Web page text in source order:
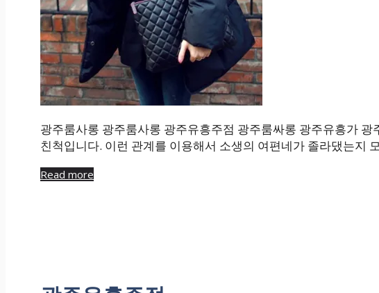
광주룸사롱 광주룸사롱 광주유흥주점 광주룸싸롱 광주유흥가
친척입니다. 이런 관계를 이용해서 소생의 여편네가 졸라댔는지
Read more